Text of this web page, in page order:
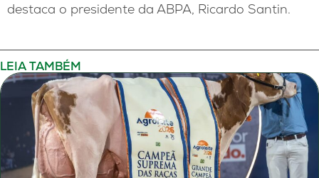
destaca o presidente da ABPA, Ricardo Santin.
LEIA TAMBÉM